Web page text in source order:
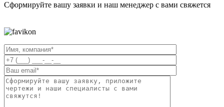
Сформируйте вашу заявки и наш менеджер с вами свяжется